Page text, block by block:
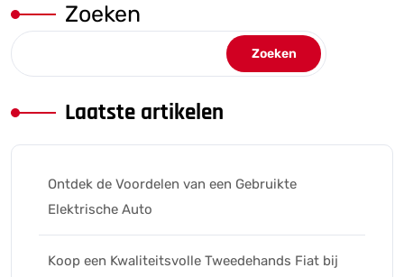
Zoeken
Zoeken
Laatste artikelen
Ontdek de Voordelen van een Gebruikte
Elektrische Auto
Koop een Kwaliteitsvolle Tweedehands Fiat bij